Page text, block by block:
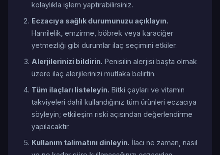
kolaylıkla işlem yaptırabilirsiniz.
Eczacıya sağlık durumunuzu açıklayın.
Hamilelik, emzirme, böbrek veya karaciğer
yetmezliği gibi durumlar ilaç seçimini etkiler.
Alerjilerinizi bildirin. Penisilin alerjisi başta olmak
üzere ilaç alerjilerinizi mutlaka belirtin.
Tüm ilaçları listeleyin. Bitki çayları ve vitamin
takviyeleri dahil kullandığınız tüm ürünleri eczacıya
söyleyin; etkileşim riski açısından değerlendirme
yapılacaktır.
Kullanım talimatını dinleyin. İlacı ne zaman, nasıl